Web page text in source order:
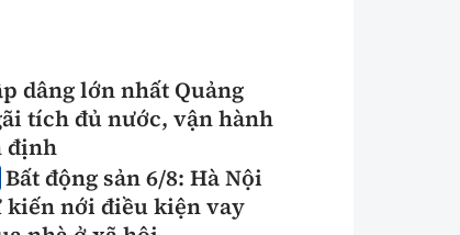
dâng lớn nhất Quảng
tích đủ nước, vận hành
định
Bất động sản 6/8: Hà Nội
kiến nới điều kiện vay